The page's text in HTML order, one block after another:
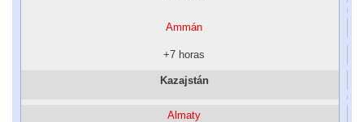
Ammán
+7 horas
Kazajstán
Almaty